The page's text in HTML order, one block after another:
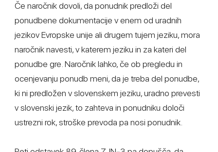
Če naročnik dovoli, da ponudnik predloži del
ponudbene dokumentacije v enem od uradnih
jezikov Evropske unije ali drugem tujem jeziku, mora
naročnik navesti, v katerem jeziku in za kateri del
ponudbe gre. Naročnik lahko, če ob pregledu in
ocenjevanju ponudb meni, da je treba del ponudbe,
ki ni predložen v slovenskem jeziku, uradno prevesti
v slovenski jezik, to zahteva in ponudniku določi
ustrezni rok, stroške prevoda pa nosi ponudnik.